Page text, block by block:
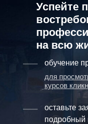
обучение
оставьте
подробный
Успейте
на всю
для
курсов